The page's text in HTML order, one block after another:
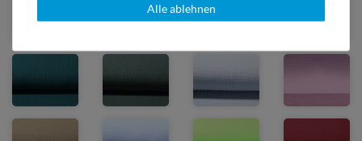
Alle ablehnen